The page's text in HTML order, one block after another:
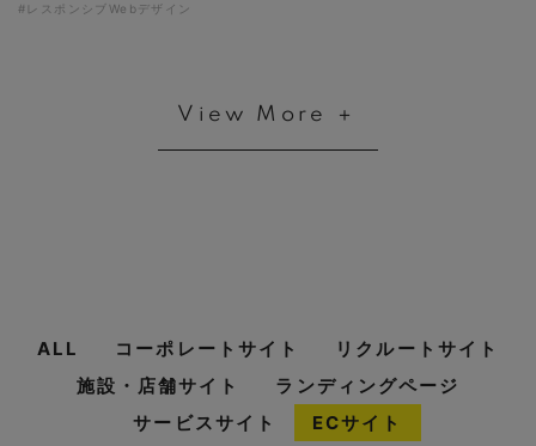
#レスポンシブWebデザイン
View More ＋
ALL コーポレートサイト
リクルートサイト
施設・店舗サイト
ランディングページ
サービスサイト
ECサイト